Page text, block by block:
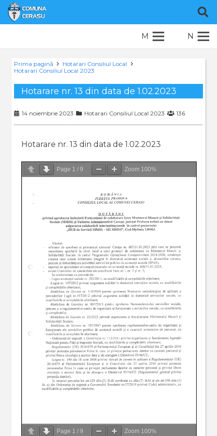
M N
Prima pagină
Hotarari Consiliul Local
Hotarari Consiliul Local 2023
Hotarare nr. 13 din data de 1.02.2023
14 noiembrie 2023 Hotarari Consiliul Local 2023 136
Hotarare nr. 13 din data de 1.02.2023
Page 1 / 9 Zoom 100%
Page 1 / 9 Zoom 100%